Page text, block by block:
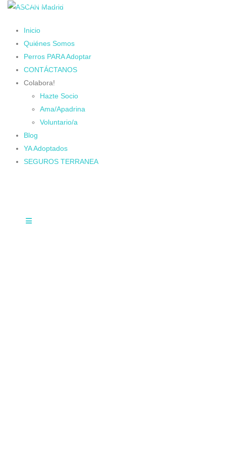
Inicio
Quiénes Somos
Perros PARA Adoptar
CONTÁCTANOS
Colabora!
Hazte Socio
Ama/Apadrina
Voluntario/a
Blog
YA Adoptados
SEGUROS TERRANEA
Cambiando Conciencias